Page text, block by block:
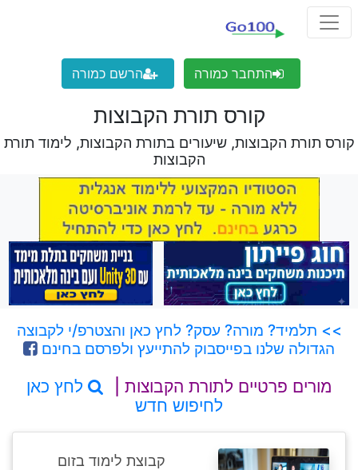
התחבר כמורה הרשם כמורה
קורס תורת הקבוצות
קורס תורת הקבוצות, שיעורים בתורת הקבוצות, לימוד תורת
הקבוצות
>> תלמיד? מורה? עסק? לחץ כאן והצטרפ/י לקבוצה
הגדולה שלנו בפייסבוק להתייעץ ולפרסם בחינם
מורים פרטיים לתורת הקבוצות |
לחץ כאן
לחיפוש חדש
קבוצת לימוד בזום